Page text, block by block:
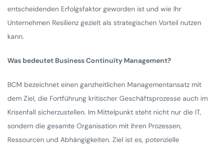
entscheidenden Erfolgsfaktor geworden ist und wie Ihr
Unternehmen Resilienz gezielt als strategischen Vorteil nutzen
kann.
Was bedeutet Business Continuity Management?
BCM bezeichnet einen ganzheitlichen Managementansatz mit
dem Ziel, die Fortführung kritischer Geschäftsprozesse auch im
Krisenfall sicherzustellen. Im Mittelpunkt steht nicht nur die IT,
sondern die gesamte Organisation mit ihren Prozessen,
Ressourcen und Abhängigkeiten. Ziel ist es, potenzielle